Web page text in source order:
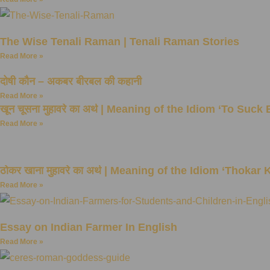
The Wise Tenali Raman | Tenali Raman Stories
Read More »
दोषी कौन – अकबर बीरबल की कहानी
Read More »
खून चूसना मुहावरे का अर्थ | Meaning of the Idiom ‘To Suck
Read More »
ठोकर खाना मुहावरे का अर्थ | Meaning of the Idiom ‘Thokar
Read More »
Essay on Indian Farmer In English
Read More »